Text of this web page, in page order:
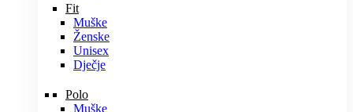
Fit
Muške
Ženske
Unisex
Dječje
Polo
Muške